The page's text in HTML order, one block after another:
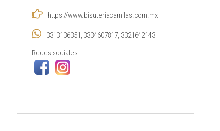
https://www.bisuteriacamilas.com.mx
3313136351, 3334607817, 3321642143
Redes sociales: